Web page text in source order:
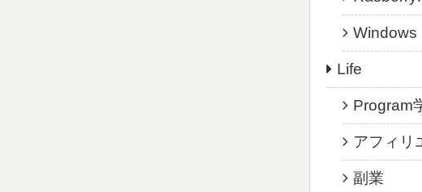
Windows
Life
Program
アフィリ
副業